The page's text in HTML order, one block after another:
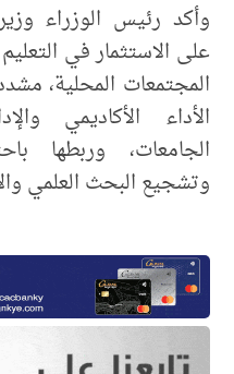
وأكد رئيس الوزراء
على الاستثمار في
المجتمعات المحلية،
الأداء الأكاديمي
الجامعات، وربطها
وتشجيع البحث العلمي